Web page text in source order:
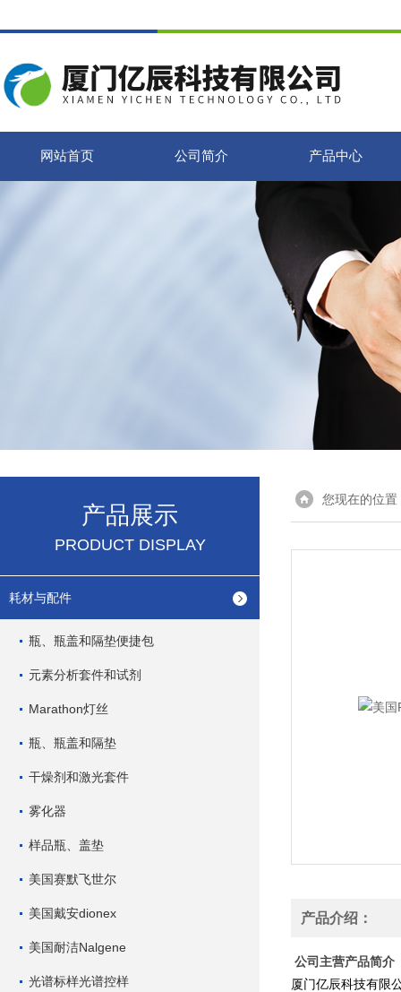
网站首页 公司简介 产品中心
产品展示
PRODUCT DISPLAY
耗材与配件
瓶、瓶盖和隔垫便捷包
元素分析套件和试剂
Marathon灯丝
瓶、瓶盖和隔垫
干燥剂和激光套件
雾化器
样品瓶、盖垫
美国赛默飞世尔
美国戴安dionex
美国耐洁Nalgene
光谱标样光谱控样
您现在的位置
产品介绍：
公司主营产品简介
厦门亿辰科技有限